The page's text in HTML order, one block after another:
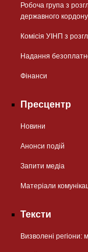
Робоча група з
державного кордону
Комісія УІНП з
Надання
Фінанси
Пресцентр
Новини
Анонси подій
Запити медіа
Матеріали
Тексти
Визволені регіони: